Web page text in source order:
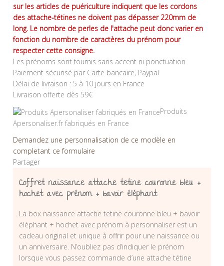
sur les articles de puériculture indiquent que les cordons
des attache-tétines ne doivent pas dépasser 220mm de
long. Le nombre de perles de l'attache peut donc varier en
fonction du nombre de caractères du prénom pour
respecter cette consigne.
Les prénoms sont fournis sans accent ni ponctuation
Paiement sécurisé par Carte bancaire, Paypal
Délai de livraison : 5 à 10 jours en France
Livraison offerte dès 59€
Produits
Apersonaliser.fr fabriqués en France
Demandez une personnalisation de ce modèle en
completant ce formulaire
Partager
Coffret naissance attache tetine couronne bleu +
hochet avec prénom + bavoir éléphant
La box naissance attache tetine couronne bleu + bavoir
éléphant + hochet avec prénom à personnaliser est un
cadeau original et unique à offrir pour une naissance ou
un anniversaire. N’oubliez pas d’indiquer le prénom
lorsque vous passez commande d’une attache tétine